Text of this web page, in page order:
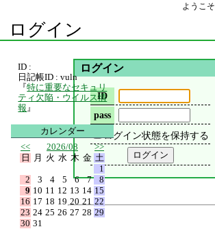
ようこそ
ログイン
ログイン
ID
pass
ログイン状態を保持する
ID :
日記帳ID : vuln
『特に重要なセキュリ
ティ欠陥・ウイルス情
報 』
カレンダー
<<
2026/08
>>
日
月 火 水 木 金 土
1
2
3 4 5 6 7
8
9 10 11 12 13 14 15
16 17 18 19 20 21 22
23 24 25 26 27 28 29
30 31